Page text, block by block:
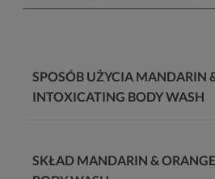
SPOSÓB UŻYCIA MANDARIN
INTOXICATING BODY WASH
SKŁAD MANDARIN &